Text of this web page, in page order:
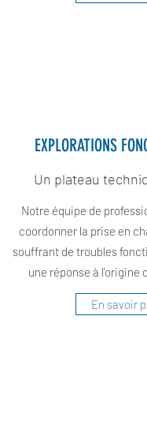
EXPLORATIONS
Un plateau
Notre équipe de
coordonner la prise en
souffrant de troubles
une réponse à l'origine
En savoir